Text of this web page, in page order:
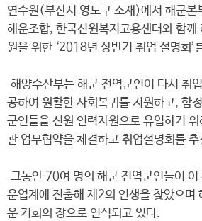
연수원(부산시 영도구 소재)에서 해군본
해운조합, 한국선원복지고용센터와 함께
원을 위한 ‘2018년 상반기 취업 설명회’
해양수산부는 해군 전역군인이 다시 취
공하여 원활한 사회복귀를 지원하고, 함
군인들을 선원 인력자원으로 유입하기
관 업무협약을 체결하고 취업설명회를
그동안 70여 명의 해군 전역군인들이 이
운업계에 진출해 제2의 인생을 찾았으며
운 기회의 장으로 인식되고 있다.